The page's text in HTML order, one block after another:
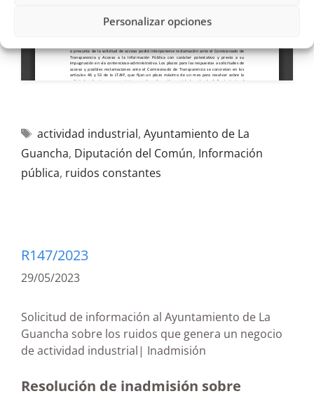
Personalizar opciones
actividad industrial, Ayuntamiento de La
Guancha, Diputación del Común, Información
pública, ruidos constantes
R147/2023
29/05/2023
Solicitud de información al Ayuntamiento de La
Guancha sobre los ruidos que genera un negocio
de actividad industrial| Inadmisión
Resolución de inadmisión sobre